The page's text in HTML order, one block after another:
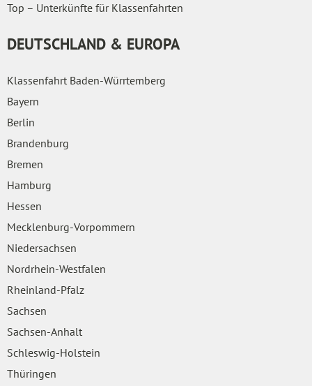
Top – Unterkünfte für Klassenfahrten
DEUTSCHLAND & EUROPA
Klassenfahrt Baden-Würrtemberg
Bayern
Berlin
Brandenburg
Bremen
Hamburg
Hessen
Mecklenburg-Vorpommern
Niedersachsen
Nordrhein-Westfalen
Rheinland-Pfalz
Sachsen
Sachsen-Anhalt
Schleswig-Holstein
Thüringen